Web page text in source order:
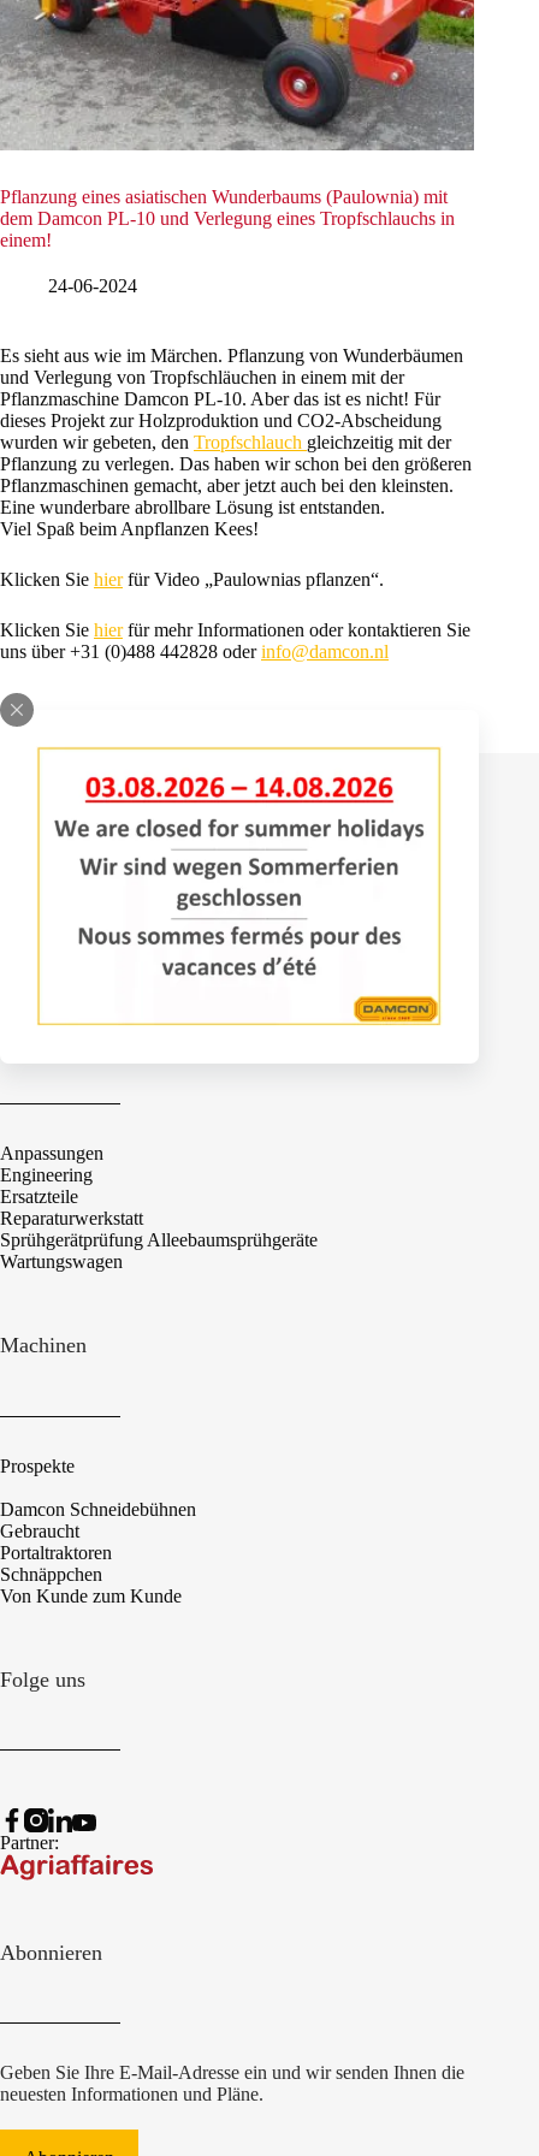
Pflanzung eines asiatischen Wunderbaums (Paulownia) mit
dem Damcon PL-10 und Verlegung eines Tropfschlauchs in
einem!
24-06-2024
Es sieht aus wie im Märchen. Pflanzung von Wunderbäumen
und Verlegung von Tropfschläuchen in einem mit der
Pflanzmaschine Damcon PL-10. Aber das ist es nicht! Für
dieses Projekt zur Holzproduktion und CO2-Abscheidung
wurden wir gebeten, den Tropfschlauch gleichzeitig mit der
Pflanzung zu verlegen. Das haben wir schon bei den größeren
Pflanzmaschinen gemacht, aber jetzt auch bei den kleinsten.
Eine wunderbare abrollbare Lösung ist entstanden.
Viel Spaß beim Anpflanzen Kees!
Klicken Sie hierfür Video „Paulownias pflanzen“.
Klicken Sie hierfür mehr Informationen oder kontaktieren Sie
uns über +31 (0)488 442828 oderinfo@damcon.nl
+31 (0)488 – 442828
info@damcon.nl
Dienstleistungen
Anpassungen
Engineering
Ersatzteile
Reparaturwerkstatt
Sprühgerätprüfung Alleebaumsprühgeräte
Wartungswagen
Machinen
Prospekte
Damcon Schneidebühnen
Gebraucht
Portaltraktoren
Schnäppchen
Von Kunde zum Kunde
Folge uns
Partner:
Abonnieren
Geben Sie Ihre E-Mail-Adresse ein und wir senden Ihnen die
neuesten Informationen und Pläne.